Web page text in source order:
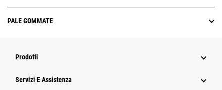
PALE GOMMATE
Prodotti
Servizi E Assistenza